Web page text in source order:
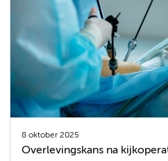
8 oktober 2025
Overlevingskans na